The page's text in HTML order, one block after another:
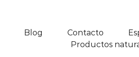
Blog Contacto
Productos